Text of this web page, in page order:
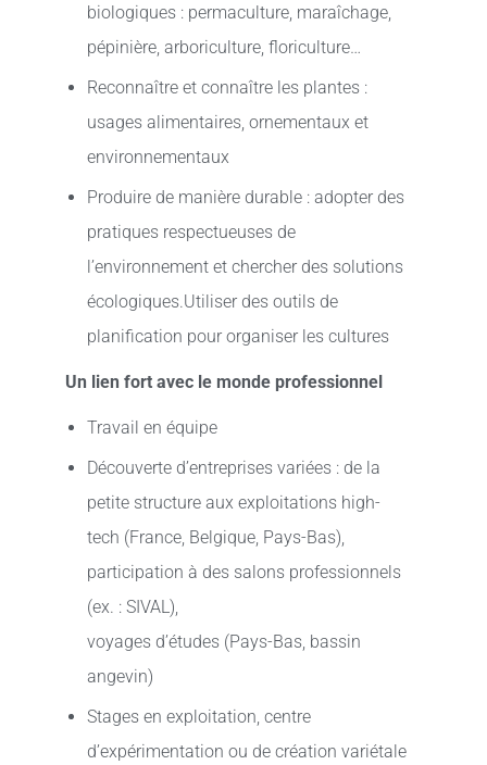
biologiques : permaculture, maraîchage,
pépinière, arboriculture, floriculture…
Reconnaître et connaître les plantes :
usages alimentaires, ornementaux et
environnementaux
Produire de manière durable : adopter des
pratiques respectueuses de
l’environnement et chercher des solutions
écologiques.Utiliser des outils de
planification pour organiser les cultures
Un lien fort avec le monde professionnel
Travail en équipe
Découverte d’entreprises variées : de la
petite structure aux exploitations high-
tech (France, Belgique, Pays-Bas),
participation à des salons professionnels
(ex. : SIVAL),
voyages d’études (Pays-Bas, bassin
angevin)
Stages en exploitation, centre
d’expérimentation ou de création variétale